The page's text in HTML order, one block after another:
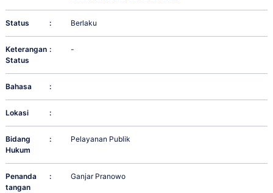
Status : Berlaku
Keterangan
Status
: -
Bahasa :
Lokasi :
Bidang
Hukum
: Pelayanan Publik
Penanda
tangan
: Ganjar Pranowo